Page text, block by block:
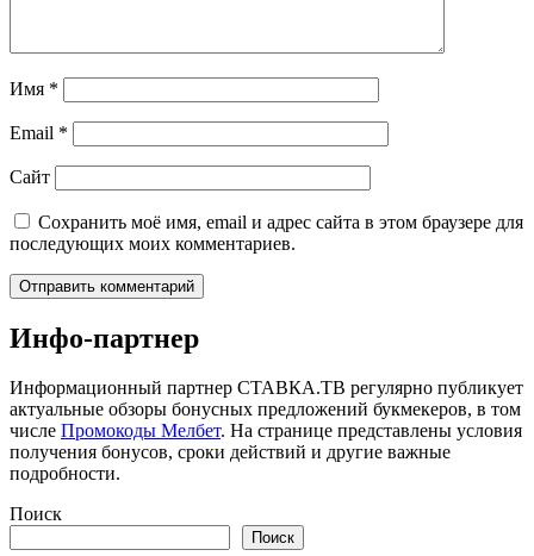
Имя *
Email *
Сайт
Сохранить моё имя, email и адрес сайта в этом браузере для
последующих моих комментариев.
Инфо-партнер
Информационный партнер СТАВКА.ТВ регулярно публикует
актуальные обзоры бонусных предложений букмекеров, в том
числе Промокоды Мелбет. На странице представлены условия
получения бонусов, сроки действий и другие важные
подробности.
Поиск
Поиск